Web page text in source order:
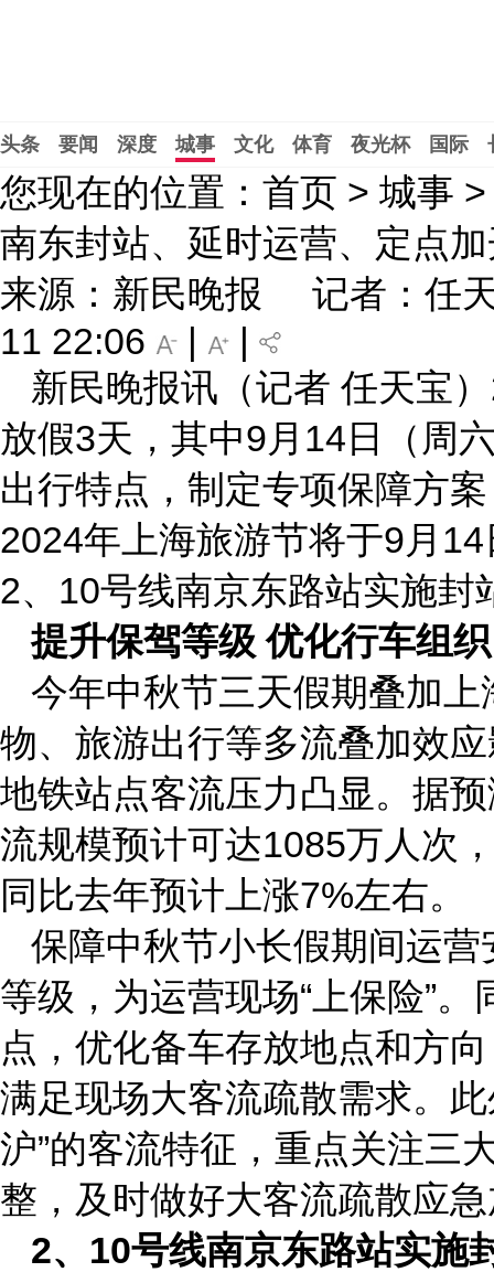
头条 要闻 深度 城事 文化 体育 夜光杯 国际
您现在的位置：首页 > 城事
南东封站、延时运营、定点
来源：新民晚报
记者：任
11 22:06
|
|
新民晚报讯（记者 任天宝
放假3天，其中9月14日（周
出行特点，制定专项保障方
2024年上海旅游节将于9月
2、10号线南京东路站实施封
提升保驾等级 优化行车组织
今年中秋节三天假期叠加
物、旅游出行等多流叠加效
地铁站点客流压力凸显。据
流规模预计可达1085万人次
同比去年预计上涨7%左右。
保障中秋节小长假期间运
等级，为运营现场“上保险”
点，优化备车存放地点和方
满足现场大客流疏散需求。
沪”的客流特征，重点关注三
整，及时做好大客流疏散应
2、10号线南京东路站实施